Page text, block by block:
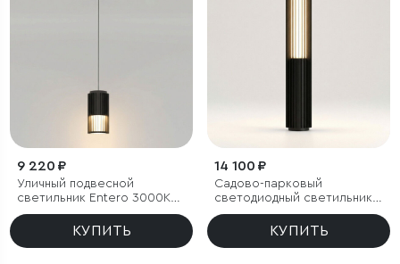
9 220 ₽
Уличный подвесной
светильник Entero 3000K
IP54
КУПИТЬ
14 100 ₽
Садово-парковый
светодиодный светильник
Entero 3000K IP54
КУПИТЬ